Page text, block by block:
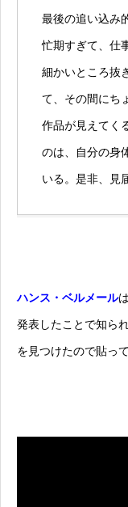
最後の追い込み
忙期すぎて、仕
細かいところ抜
て、その間にち
作品が見えてく
のは、自分の身
いる。是非、見
ハンス・ベルメール
発表したことで知ら
を見つけたので貼っ